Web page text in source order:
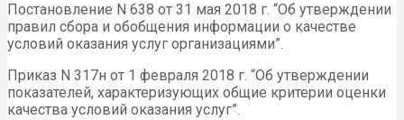
Постановление N 638 от 31 мая 2018 г. “Об утверждении
правил сбора и обобщения информации о качестве
условий оказания услуг организациями”.
Приказ N 317н от 1 февраля 2018 г. “Об утверждении
показателей, характеризующих общие критерии оценки
качества условий оказания услуг”.